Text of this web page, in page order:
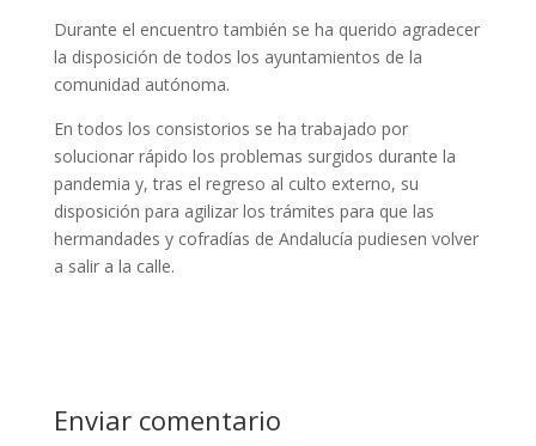
Durante el encuentro también se ha querido agradecer
la disposición de todos los ayuntamientos de la
comunidad autónoma.
En todos los consistorios se ha trabajado por
solucionar rápido los problemas surgidos durante la
pandemia y, tras el regreso al culto externo, su
disposición para agilizar los trámites para que las
hermandades y cofradías de Andalucía pudiesen volver
a salir a la calle.
Enviar comentario